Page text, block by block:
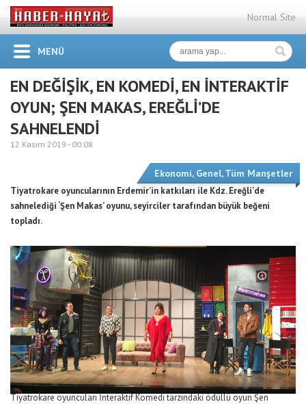
Normal Site
MENÜ
EN DEĞİŞİK, EN KOMEDİ, EN İNTERAKTİF
OYUN; ŞEN MAKAS, EREĞLİ’DE
SAHNELENDİ
12 Kasım 2019 - 00:08
Ekonomi, Genel,Tüm Manşetler
Tiyatrokare oyuncularının Erdemir’in katkıları ile Kdz. Ereğli’de
sahnelediği ‘Şen Makas’ oyunu, seyirciler tarafından büyük beğeni
topladı.
Tiyatrokare oyuncuları İnteraktif Komedi tarzındaki ödüllü oyun Şen